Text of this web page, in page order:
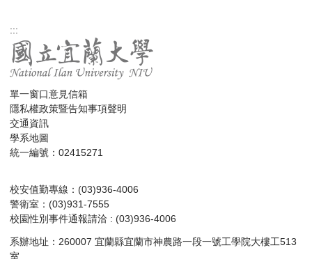
:::
單一窗口意見信箱
隱私權政策暨告知事項聲明
交通資訊
學系地圖
統一編號：02415271
校安值勤專線：(03)936-4006
警衛室：(03)931-7555
校園性別事件通報請洽 : (03)936-4006
系辦地址：260007 宜蘭縣宜蘭市神農路一段一號工學院大樓工513
室